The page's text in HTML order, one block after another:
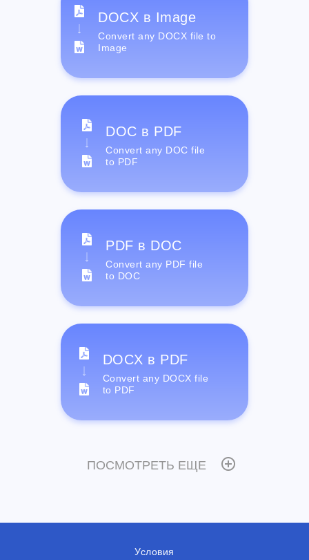
DOCX в Image
Convert any DOCX file to
Image
DOC в PDF
Convert any DOC file
to PDF
PDF в DOC
Convert any PDF file
to DOC
DOCX в PDF
Convert any DOCX file
to PDF
ПОСМОТРЕТЬ ЕЩЕ
Условия